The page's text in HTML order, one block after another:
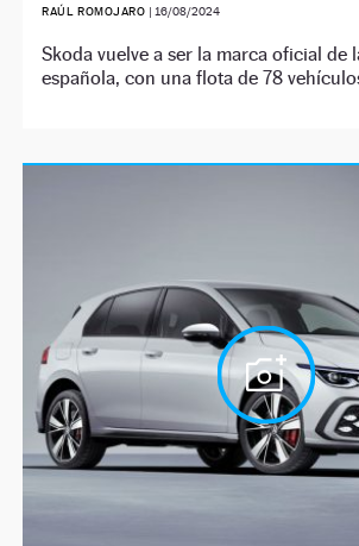
RAÚL ROMOJARO | 16/08/2024
Skoda vuelve a ser la marca oficial de
española, con una flota de 78